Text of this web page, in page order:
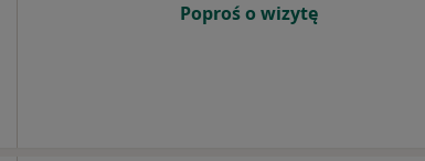
Poproś o wizytę